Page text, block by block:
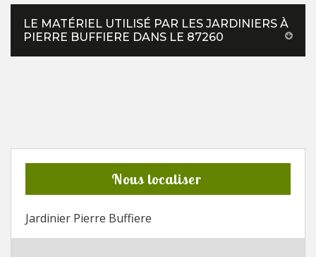
LE MATÉRIEL UTILISÉ PAR LES JARDINIERS À
PIERRE BUFFIERE DANS LE 87260
Nous localiser
Jardinier Pierre Buffiere